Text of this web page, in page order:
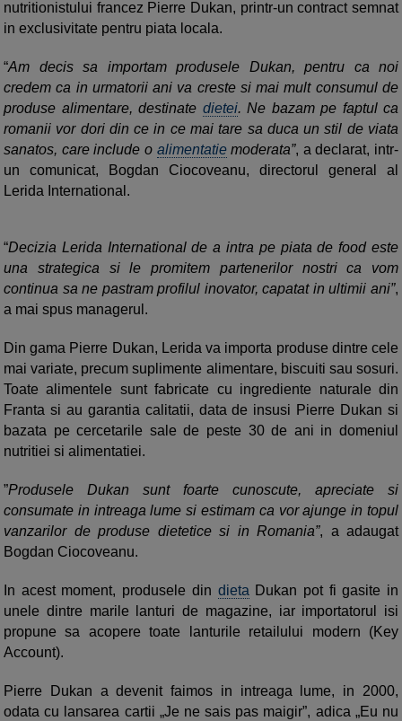
nutritionistului francez Pierre Dukan, printr-un contract semnat
in exclusivitate pentru piata locala.
“Am decis sa importam produsele Dukan, pentru ca noi
credem ca in urmatorii ani va creste si mai mult consumul de
produse alimentare, destinate dietei. Ne bazam pe faptul ca
romanii vor dori din ce in ce mai tare sa duca un stil de viata
sanatos, care include o alimentatiemoderata”, a declarat, intr-
un comunicat, Bogdan Ciocoveanu, directorul general al
Lerida International.
“Decizia Lerida International de a intra pe piata de food este
una strategica si le promitem partenerilor nostri ca vom
continua sa ne pastram profilul inovator, capatat in ultimii ani”,
a mai spus managerul.
Din gama Pierre Dukan, Lerida va importa produse dintre cele
mai variate, precum suplimente alimentare, biscuiti sau sosuri.
Toate alimentele sunt fabricate cu ingrediente naturale din
Franta si au garantia calitatii, data de insusi Pierre Dukan si
bazata pe cercetarile sale de peste 30 de ani in domeniul
nutritiei si alimentatiei.
”Produsele Dukan sunt foarte cunoscute, apreciate si
consumate in intreaga lume si estimam ca vor ajunge in topul
vanzarilor de produse dietetice si in Romania”, a adaugat
Bogdan Ciocoveanu.
In acest moment, produsele din dieta Dukan pot fi gasite in
unele dintre marile lanturi de magazine, iar importatorul isi
propune sa acopere toate lanturile retailului modern (Key
Account).
Pierre Dukan a devenit faimos in intreaga lume, in 2000,
odata cu lansarea cartii „Je ne sais pas maigir”, adica „Eu nu